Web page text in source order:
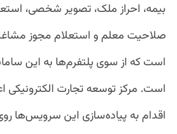
بیمه، احراز ملک، تصویر شخصی،
صلاحیت معلم و استعلام مجوز
است که از سوی پلتفرم‌ها به این
است. مرکز توسعه تجارت الکترونیکی
اقدام به پیاده‌سازی این سرویس‌ها